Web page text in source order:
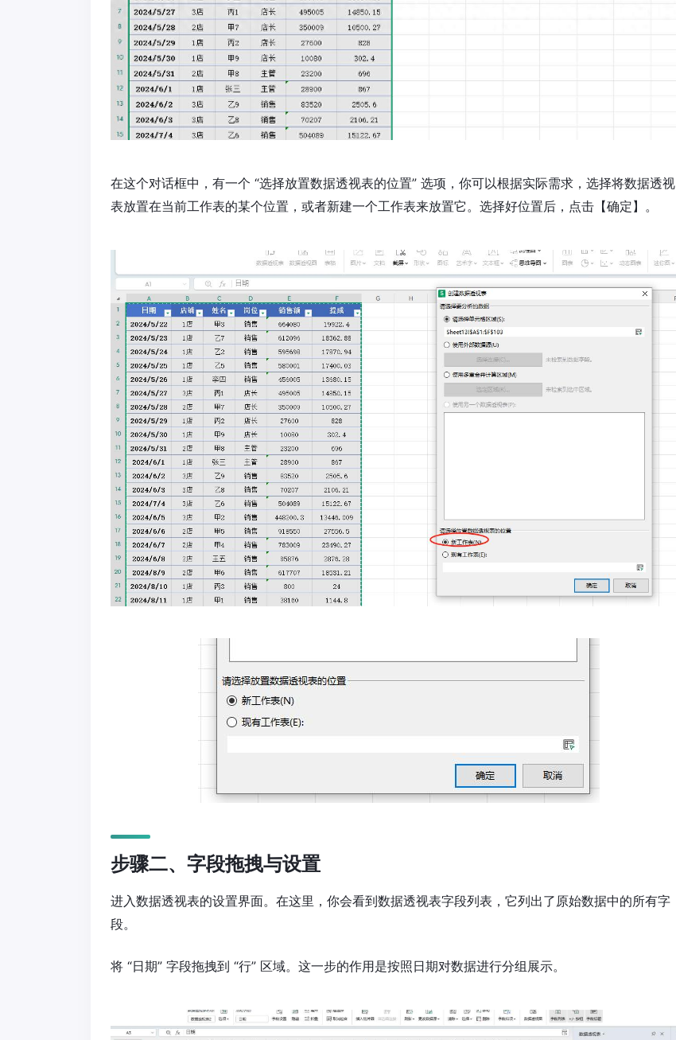
在这个对话框中，有一个 “选择放置数据透视表的位置” 选项，你可以根据实际需求，选择将数据透视
表放置在当前工作表的某个位置，或者新建一个工作表来放置它。选择好位置后，点击【确定】。
步骤二、字段拖拽与设置
进入数据透视表的设置界面。在这里，你会看到数据透视表字段列表，它列出了原始数据中的所有字
段。
将 “日期” 字段拖拽到 “行” 区域。这一步的作用是按照日期对数据进行分组展示。